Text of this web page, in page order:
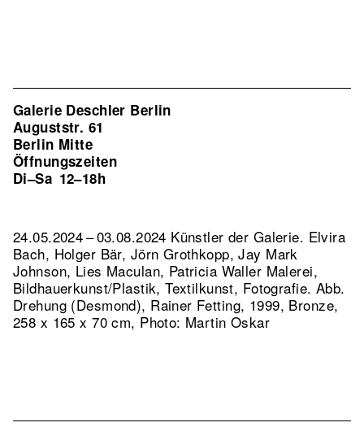
Galerie Deschler Berlin
Auguststr. 61
Berlin Mitte
Öffnungszeiten
Di–Sa 12–18h
24.05.2024 – 03.08.2024 Künstler der Galerie. Elvira
Bach, Holger Bär, Jörn Grothkopp, Jay Mark
Johnson, Lies Maculan, Patricia Waller Malerei,
Bildhauerkunst/Plastik, Textilkunst, Fotografie. Abb.
Drehung (Desmond), Rainer Fetting, 1999, Bronze,
258 x 165 x 70 cm, Photo: Martin Oskar